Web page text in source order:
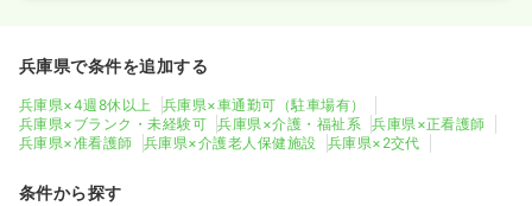
兵庫県で条件を追加する
兵庫県×4週8休以上
兵庫県×車通勤可（駐車場有）
兵庫県×ブランク・未経験可
兵庫県×介護・福祉系
兵庫県×正看護師
兵庫県×准看護師
兵庫県×介護老人保健施設 兵庫県×2交代
条件から探す